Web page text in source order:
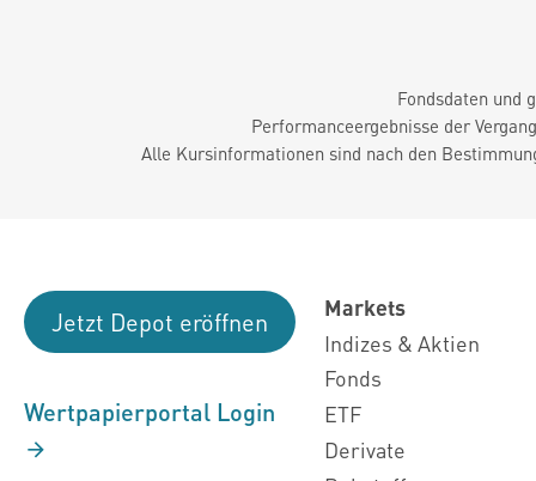
Fondsdaten und
Performanceergebnisse der
Alle Kursinformationen sind nach den
Jetzt Depot eröffnen
Wertpapierportal Login
Markets
Indizes & Aktien
Fonds
ETF
Derivate